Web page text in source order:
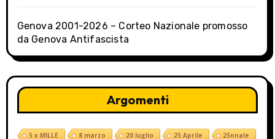
Genova 2001-2026 – Corteo Nazionale promosso
da Genova Antifascista
Argomenti
5 x MILLE 8 marzo 20 luglio 25 Aprile 25nnale